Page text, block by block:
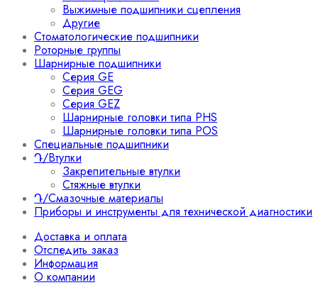
Выжимные подшипники сцепления
Другие
Стоматологические подшипники
Роторные группы
Шарнирные подшипники
Серия GE
Серия GEG
Серия GEZ
Шарнирные головки типа PHS
Шарнирные головки типа POS
Специальные подшипники
Դ/Втулки
Закрепительные втулки
Стяжные втулки
Դ/Смазочные материалы
Приборы и инструменты для технической диагностики
Доставка и оплата
Отследить заказ
Информация
О компании